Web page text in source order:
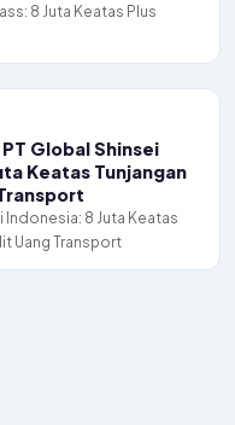
8 Juta Keatas Plus
Global Shinsei
Keatas Tunjangan
Indonesia: 8 Juta Keatas
Uang Transport